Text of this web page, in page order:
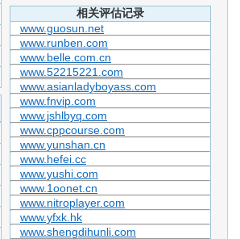
相关评估记录
www.guosun.net
www.runben.com
www.belle.com.cn
www.52215221.com
www.asianladyboyass.com
www.fnvip.com
www.jshlbyq.com
www.cppcourse.com
www.yunshan.cn
www.hefei.cc
www.yushi.com
www.1oonet.cn
www.nitroplayer.com
www.yfxk.hk
www.shengdihunli.com